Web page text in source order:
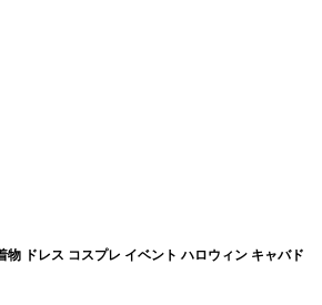
ドレス コスプレ イベント ハロウィン キャバド